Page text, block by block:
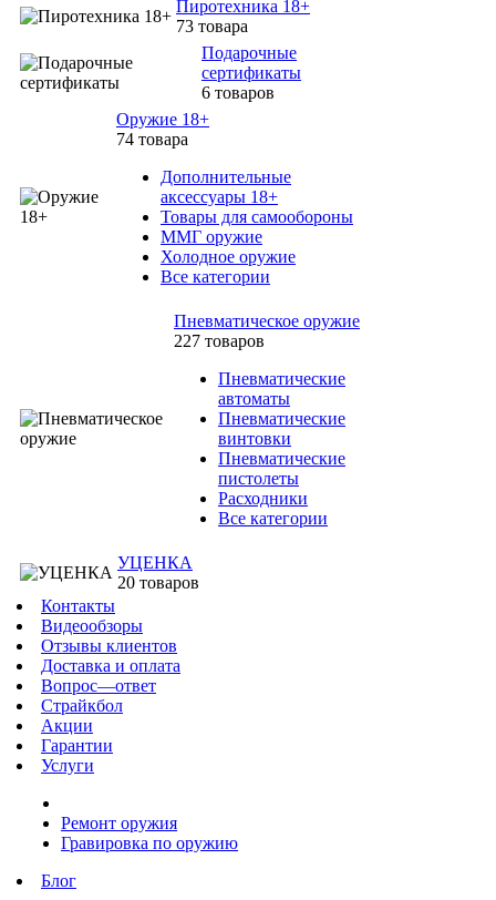
Пиротехника 18+
73 товара
Подарочные
сертификаты
6 товаров
Оружие 18+
74 товара
Дополнительные
аксессуары 18+
Товары для самообороны
ММГ оружие
Холодное оружие
Все категории
Пневматическое оружие
227 товаров
Пневматические
автоматы
Пневматические
винтовки
Пневматические
пистолеты
Расходники
Все категории
УЦЕНКА
20 товаров
Контакты
Видеообзоры
Отзывы клиентов
Доставка и оплата
Вопрос—ответ
Страйкбол
Акции
Гарантии
Услуги
Ремонт оружия
Гравировка по оружию
Блог